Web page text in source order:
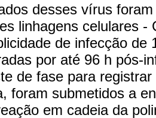
desses vírus
linhagens celulares
de infecção de
por até 96 h pós-
de fase para
foram submetidos a
em cadeia da